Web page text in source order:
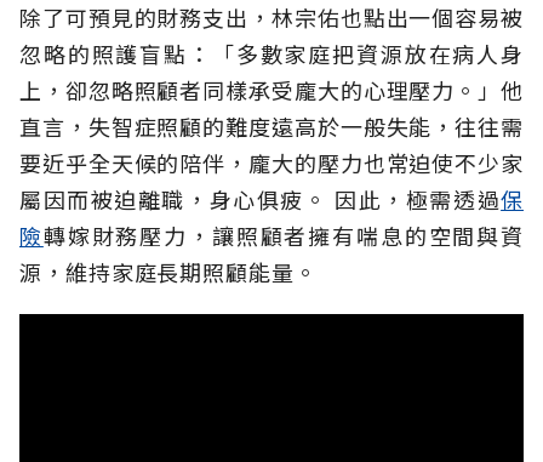
除了可預見的財務支出，林宗佑也點出一個容易被
忽略的照護盲點：「多數家庭把資源放在病人身
上，卻忽略照顧者同樣承受龐大的心理壓力。」他
直言，失智症照顧的難度遠高於一般失能，往往需
要近乎全天候的陪伴，龐大的壓力也常迫使不少家
屬因而被迫離職，身心俱疲。 因此，極需透過保
險轉嫁財務壓力，讓照顧者擁有喘息的空間與資
源，維持家庭長期照顧能量。